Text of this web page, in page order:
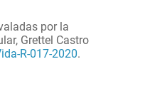
por la
Grettel Castro
R-017-2020.